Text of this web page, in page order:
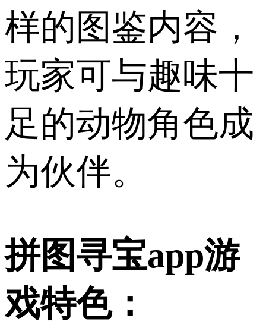
样的图鉴内容，
玩家可与趣味十
足的动物角色成
为伙伴。
拼图寻宝app游
戏特色：